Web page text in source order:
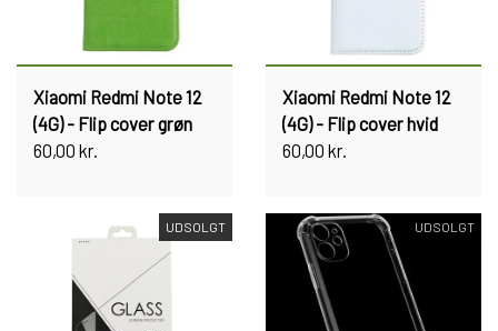
Xiaomi Redmi Note 12
(4G) - Flip cover grøn
60,00 kr.
Xiaomi Redmi Note 12
(4G) - Flip cover hvid
60,00 kr.
UDSOLGT UDSOLGT